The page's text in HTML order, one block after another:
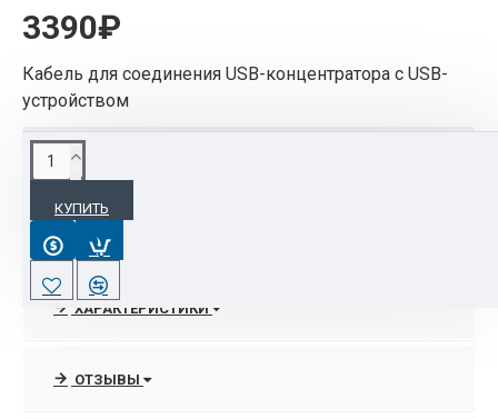
3390₽
Кабель для соединения USB-концентратора с USB-
устройством
КУПИТЬ
ОПИСАНИЕ
Описание
Размеры упаковки
Вес брутто
ХАРАКТЕРИСТИКИ
ОТЗЫВЫ